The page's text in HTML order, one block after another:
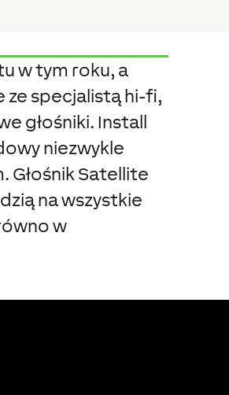
w tym roku, a
ze specjalistą hi-fi,
głośniki. Install
niezwykle
Głośnik Satellite
na wszystkie
w